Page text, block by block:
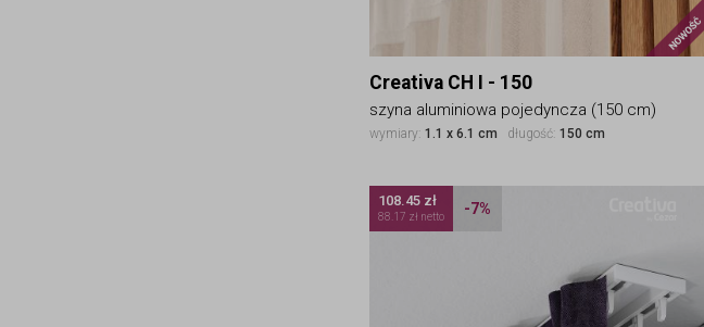
Creativa CH I - 150
szyna aluminiowa pojedyncza (150 cm)
wymiary:1.1 x 6.1 cm długość:150 cm
108.45 zł
88.17 zł netto -7%